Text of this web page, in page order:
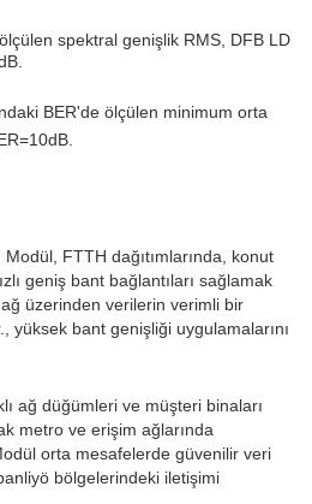
spektral genişlik RMS, DFB LD
BER'de ölçülen minimum orta
FTTH dağıtımlarında, konut
geniş bant bağlantıları sağlamak
üzerinden verilerin verimli bir
yüksek bant genişliği uygulamalarını
ağ düğümleri ve müşteri binaları
metro ve erişim ağlarında
orta mesafelerde güvenilir veri
bölgelerindeki iletişimi